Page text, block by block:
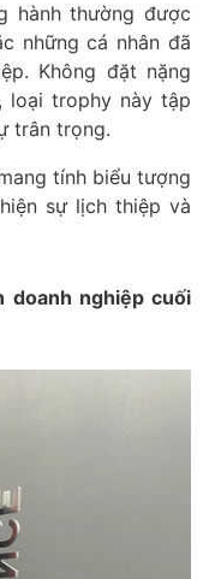
hành thường được
những cá nhân đã
Không đặt nặng
loại trophy này tập
trân trọng.
tính biểu tượng
sự lịch thiệp và
doanh nghiệp cuối